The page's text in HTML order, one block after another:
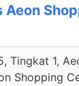
Aeon
Tingkat 1,
Shopping